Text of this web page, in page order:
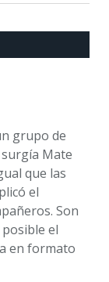
grupo de
Mate
que las
el
Son
el
en formato